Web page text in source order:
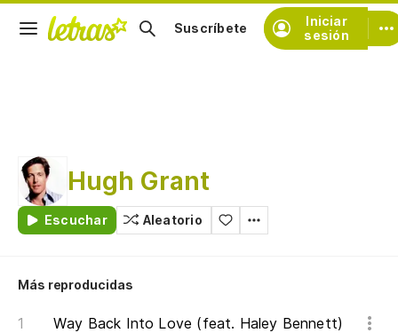
Iniciar
sesión
Suscríbete
Hugh Grant
Escuchar Aleatorio
Más reproducidas
Way Back Into Love (feat. Haley Bennett)